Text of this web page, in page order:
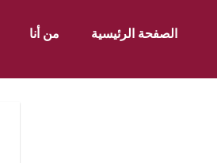
الصفحة الرئيسية من أنا